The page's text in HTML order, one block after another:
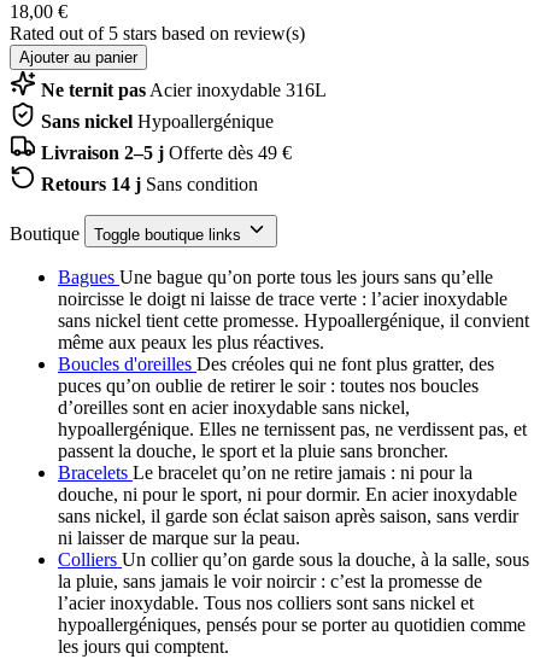
18,00 €
Rated out of 5 stars based on review(s)
Ajouter au panier
Ne ternit pas Acier inoxydable 316L
Sans nickel Hypoallergénique
Livraison 2–5 j Offerte dès 49 €
Retours 14 j Sans condition
Boutique Toggle boutique links
Bagues Une bague qu’on porte tous les jours sans qu’elle
noircisse le doigt ni laisse de trace verte : l’acier inoxydable
sans nickel tient cette promesse. Hypoallergénique, il convient
même aux peaux les plus réactives.
Boucles d'oreilles Des créoles qui ne font plus gratter, des
puces qu’on oublie de retirer le soir : toutes nos boucles
d’oreilles sont en acier inoxydable sans nickel,
hypoallergénique. Elles ne ternissent pas, ne verdissent pas, et
passent la douche, le sport et la pluie sans broncher.
Bracelets Le bracelet qu’on ne retire jamais : ni pour la
douche, ni pour le sport, ni pour dormir. En acier inoxydable
sans nickel, il garde son éclat saison après saison, sans verdir
ni laisser de marque sur la peau.
Colliers Un collier qu’on garde sous la douche, à la salle, sous
la pluie, sans jamais le voir noircir : c’est la promesse de
l’acier inoxydable. Tous nos colliers sont sans nickel et
hypoallergéniques, pensés pour se porter au quotidien comme
les jours qui comptent.